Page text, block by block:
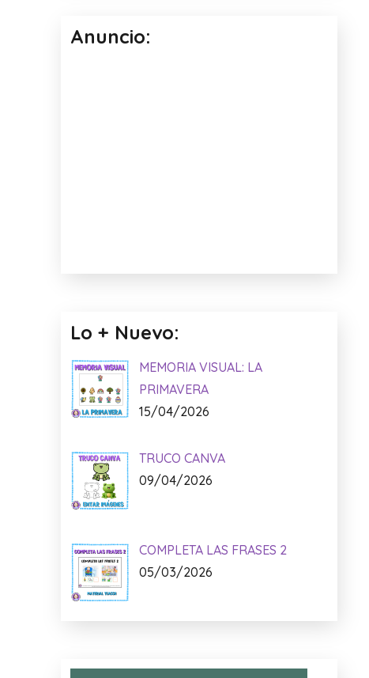
Anuncio:
Lo + Nuevo:
MEMORIA VISUAL: LA
PRIMAVERA
15/04/2026
TRUCO CANVA
09/04/2026
COMPLETA LAS FRASES 2
05/03/2026